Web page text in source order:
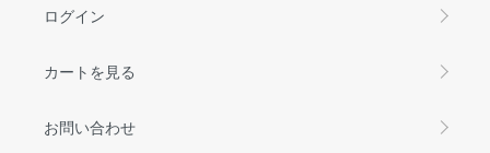
ログイン
カートを見る
お問い合わせ